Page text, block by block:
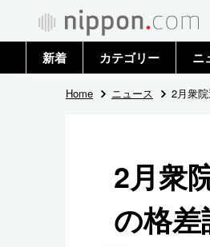
新着 カテゴリー
政治・外交
国際
社会
ニ
ト
Home ニュース 2月衆
2月衆
の格